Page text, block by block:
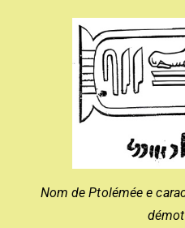
Nom de Ptolémée e